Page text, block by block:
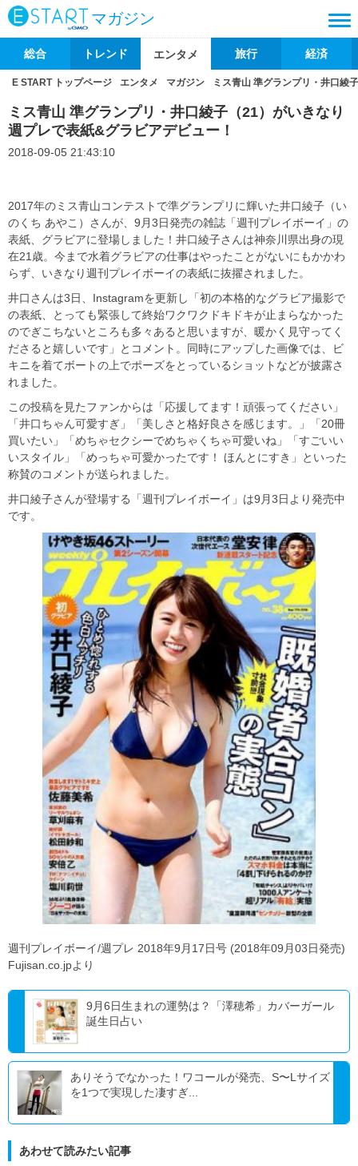
マガジン
総合 トレンド エンタメ 旅行 経済
E START トップページ エンタメ マガジン ミス青山 準グランプリ・井口綾
ミス青山 準グランプリ・井口綾子（21）がいきなり
週プレで表紙&グラビアデビュー！
2018-09-05 21:43:10
2017年のミス青山コンテストで準グランプリに輝いた井口綾子（い
のくち あやこ）さんが、9月3日発売の雑誌「週刊プレイボーイ」の
表紙、グラビアに登場しました！井口綾子さんは神奈川県出身の現
在21歳。今まで水着グラビアの仕事はやったことがないにもかかわ
らず、いきなり週刊プレイボーイの表紙に抜擢されました。
井口さんは3日、Instagramを更新し「初の本格的なグラビア撮影で
の表紙、とっても緊張して終始ワクワクドキドキが止まらなかった
のでぎこちないところも多々あると思いますが、暖かく見守ってく
ださると嬉しいです」とコメント。同時にアップした画像では、ビ
キニを着てボートの上でポーズをとっているショットなどが披露さ
れました。
この投稿を見たファンからは「応援してます！頑張ってください」
「井口ちゃん可愛すぎ」「美しさと格好良さを感じます。」「20冊
買いたい」「めちゃセクシーでめちゃくちゃ可愛いね」「すごいい
いスタイル」「めっちゃ可愛かったです！ ほんとにすき」といった
称賛のコメントが送られました。
井口綾子さんが登場する「週刊プレイボーイ」は9月3日より発売中
です。
週刊プレイボーイ/週プレ 2018年9月17日号 (2018年09月03日発売)
Fujisan.co.jpより
9月6日生まれの運勢は？「澤穂希」カバーガール
誕生日占い
ありそうでなかった！ワコールが発売、S〜Lサイズ
を1つで実現した凄すぎ...
あわせて読みたい記事